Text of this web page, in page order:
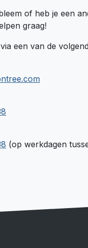
of heb je een
graag!
een van de
(op werkdagen